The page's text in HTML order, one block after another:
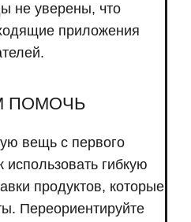
не уверены, что
приложения
ПОМОЧЬ
вещь с первого
использовать гибкую
продуктов, которые
Переориентируйте